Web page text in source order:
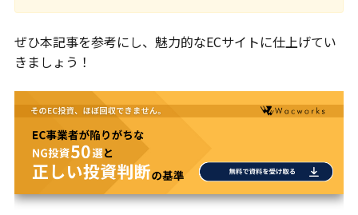
ぜひ本記事を参考にし、魅力的なECサイトに仕上げてい
きましょう！